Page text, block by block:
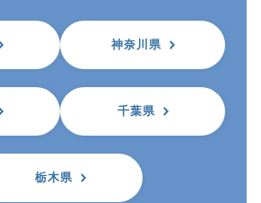
神奈川県
千葉県
栃木県